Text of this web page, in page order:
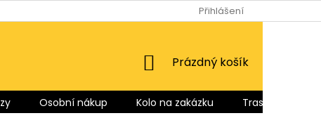
Přihlášení
NÁKUPNÍ
Prázdný košík
Osobní nákup Kolo na zakázku
Trasy pro Vás